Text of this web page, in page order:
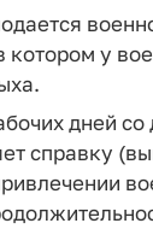
у
дней
справку